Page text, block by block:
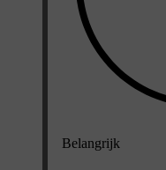
Belangrijk